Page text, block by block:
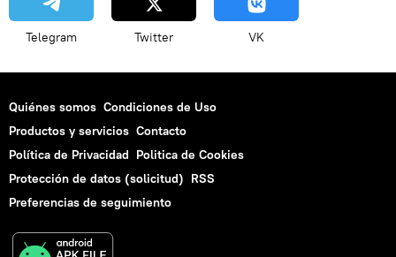
Telegram Twitter VK
Quiénes somos Condiciones de Uso
Productos y servicios Contacto
Política de Privacidad Politica de Cookies
Protección de datos (solicitud) RSS
Preferencias de seguimiento